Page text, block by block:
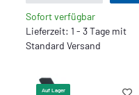
Sofort verfügbar
Lieferzeit: 1 - 3 Tage mit
Standard Versand
Auf Lager